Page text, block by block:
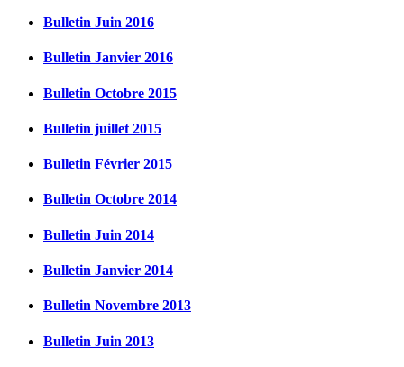
Bulletin Juin 2016
Bulletin Janvier 2016
Bulletin Octobre 2015
Bulletin juillet 2015
Bulletin Février 2015
Bulletin Octobre 2014
Bulletin Juin 2014
Bulletin Janvier 2014
Bulletin Novembre 2013
Bulletin Juin 2013